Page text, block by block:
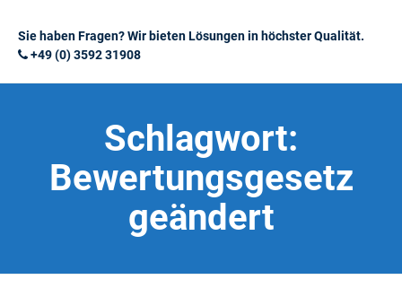
Sie haben Fragen? Wir bieten Lösungen in höchster Qualität.
+49 (0) 3592 31908
Schlagwort:
Bewertungsgesetz
geändert